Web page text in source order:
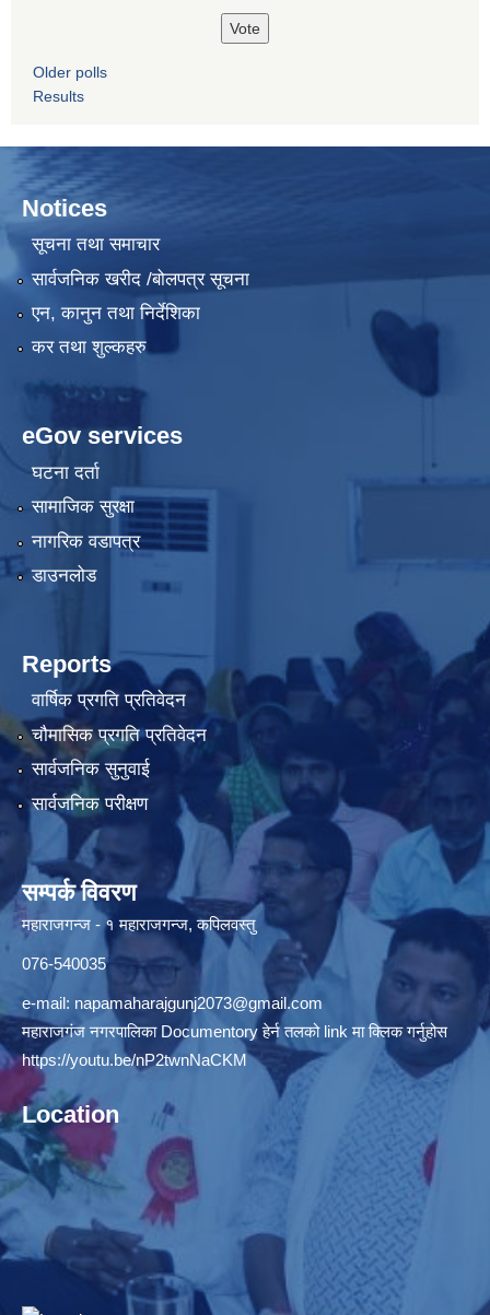
Older polls
Results
Notices
सूचना तथा समाचार
सार्वजनिक खरीद /बोलपत्र सूचना
एन, कानुन तथा निर्देशिका
कर तथा शुल्कहरु
eGov services
घटना दर्ता
सामाजिक सुरक्षा
नागरिक वडापत्र
डाउनलोड
Reports
वार्षिक प्रगति प्रतिवेदन
चौमासिक प्रगति प्रतिवेदन
सार्वजनिक सुनुवाई
सार्वजनिक परीक्षण
सम्पर्क विवरण
महाराजगन्ज - १ महाराजगन्ज, कपिलवस्तु
076-540035
e-mail: napamaharajgunj2073@gmail.com
महाराजगंज नगरपालिका Documentory हेर्न तलको link मा क्लिक गर्नुहोस
https://youtu.be/nP2twnNaCKM
Location